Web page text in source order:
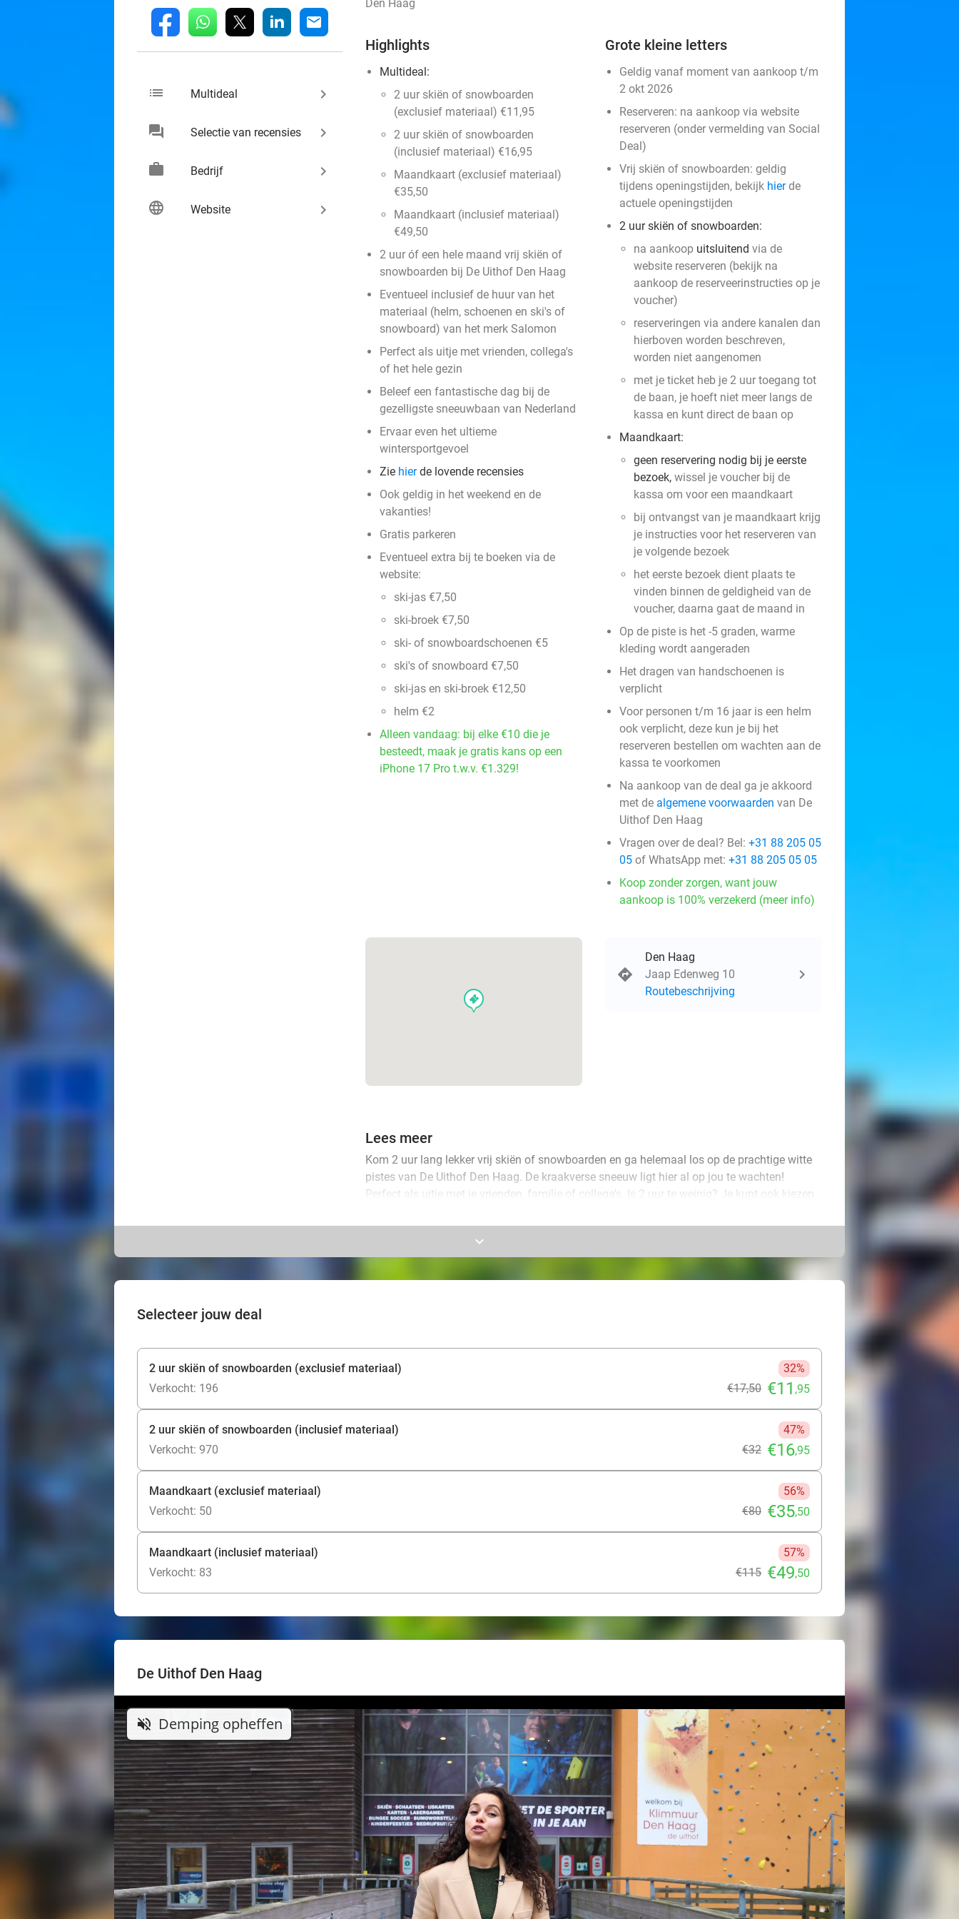
fb whatsapp linkedin mail
list Multideal keyboard_arrow_right
chat Selectie van recensies keyboard_arrow_right
work Bedrijf keyboard_arrow_right
language Website keyboard_arrow_right
Den Haag
Highlights
Multideal:
2 uur skiën of snowboarden
(exclusief materiaal) €11,95
2 uur skiën of snowboarden
(inclusief materiaal) €16,95
Maandkaart (exclusief materiaal)
€35,50
Maandkaart (inclusief materiaal)
€49,50
2 uur óf een hele maand vrij skiën of
snowboarden bij De Uithof Den Haag
Eventueel inclusief de huur van het
materiaal (helm, schoenen en ski's of
snowboard) van het merk Salomon
Perfect als uitje met vrienden, collega's
of het hele gezin
Beleef een fantastische dag bij de
gezelligste sneeuwbaan van Nederland
Ervaar even het ultieme
wintersportgevoel
Zie hierde lovende recensies
Ook geldig in het weekend en de
vakanties!
Gratis parkeren
Eventueel extra bij te boeken via de
website:
ski-jas €7,50
ski-broek €7,50
ski- of snowboardschoenen €5
ski's of snowboard €7,50
ski-jas en ski-broek €12,50
helm €2
Alleen vandaag: bij elke €10 die je
besteedt, maak je gratis kans op een
iPhone 17 Pro t.w.v. €1.329!
Grote kleine letters
Geldig vanaf moment van aankoop t/m
2 okt 2026
Reserveren: na aankoop via website
reserveren (onder vermelding van Social
Deal)
Vrij skiën of snowboarden: geldig
tijdens openingstijden, bekijk hierde
actuele openingstijden
2 uur skiën of snowboarden:
na aankoop uitsluitend via de
website reserveren (bekijk na
aankoop de reserveerinstructies op je
voucher)
reserveringen via andere kanalen dan
hierboven worden beschreven,
worden niet aangenomen
met je ticket heb je 2 uur toegang tot
de baan, je hoeft niet meer langs de
kassa en kunt direct de baan op
Maandkaart:
geen reservering nodig bij je eerste
bezoek, wissel je voucher bij de
kassa om voor een maandkaart
bij ontvangst van je maandkaart krijg
je instructies voor het reserveren van
je volgende bezoek
het eerste bezoek dient plaats te
vinden binnen de geldigheid van de
voucher, daarna gaat de maand in
Op de piste is het -5 graden, warme
kleding wordt aangeraden
Het dragen van handschoenen is
verplicht
Voor personen t/m 16 jaar is een helm
ook verplicht, deze kun je bij het
reserveren bestellen om wachten aan de
kassa te voorkomen
Na aankoop van de deal ga je akkoord
met de algemene voorwaarden van De
Uithof Den Haag
Vragen over de deal? Bel: +31 88 205 05
05 of WhatsApp met: +31 88 205 05 05
Koop zonder zorgen, want jouw
aankoop is 100% verzekerd (meer info)
events
Den Haag
Jaap Edenweg 10
Routebeschrijving
Lees meer
Kom 2 uur lang lekker vrij skiën of snowboarden en ga helemaal los op de prachtige witte
pistes van De Uithof Den Haag. De kraakverse sneeuw ligt hier al op jou te wachten!
Perfect als uitje met je vrienden, familie of collega's. Is 2 uur te weinig? Je kunt ook kiezen
Je mag zelf je eigen materialen meenemen, maar je kunt ook kiezen voor het huren van het
materiaal (schoenen, helm en ski's of snowboard) van Salomon. Wij wensen je alvast veel
plezier!
keyboard_arrow_down
Selecteer jouw deal
2 uur skiën of snowboarden (exclusief materiaal)
32%
Verkocht: 196
€17,50 €11 ,95
2 uur skiën of snowboarden (inclusief materiaal)
47%
Verkocht: 970
€32 €16,95
Maandkaart (exclusief materiaal)
56%
Verkocht: 50
€80 €35,50
Maandkaart (inclusief materiaal)
57%
Verkocht: 83
€115 €49,50
De Uithof Den Haag
volume_off Demping opheffen